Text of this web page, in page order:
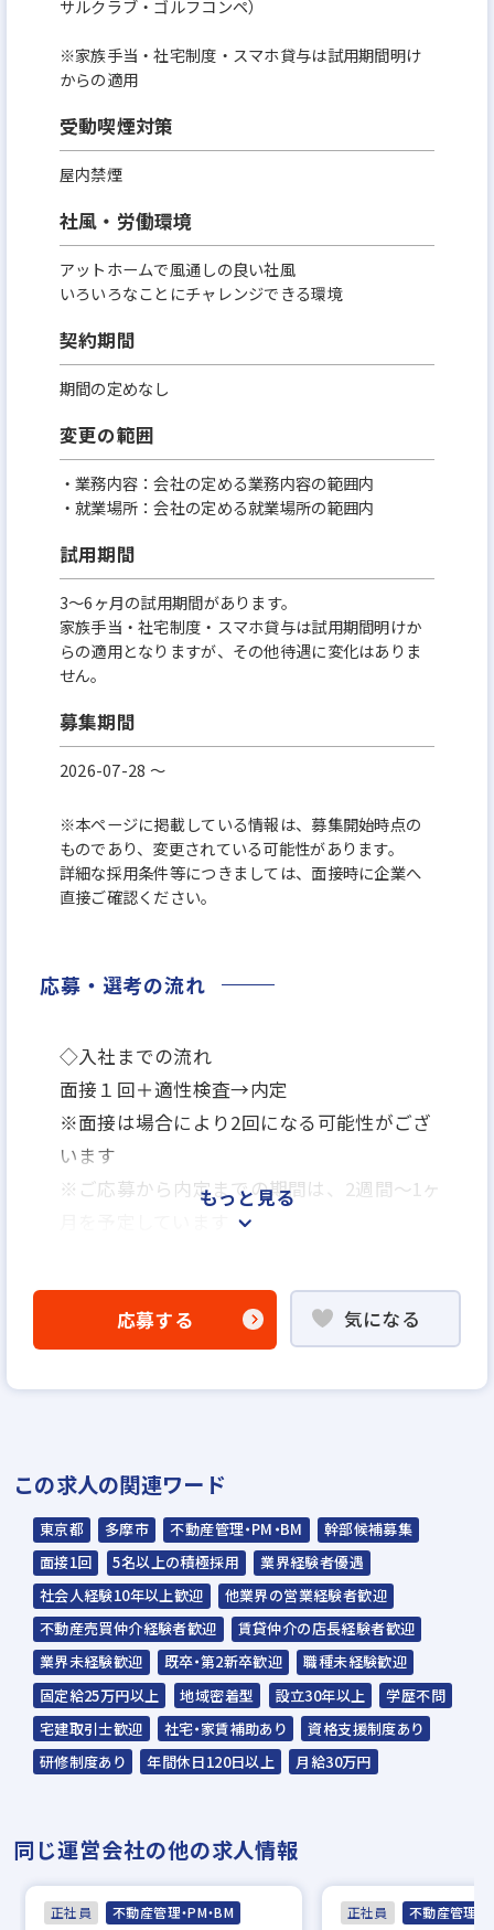
サルクラブ・ゴルフコンペ）
※家族手当・社宅制度・スマホ貸与は試用期間明け
からの適用
受動喫煙対策
屋内禁煙
社風・労働環境
アットホームで風通しの良い社風
いろいろなことにチャレンジできる環境
契約期間
期間の定めなし
変更の範囲
・業務内容：会社の定める業務内容の範囲内
・就業場所：会社の定める就業場所の範囲内
試用期間
3～6ヶ月の試用期間があります。
家族手当・社宅制度・スマホ貸与は試用期間明けか
らの適用となりますが、その他待遇に変化はありま
せん。
募集期間
2026-07-28 〜
※本ページに掲載している情報は、募集開始時点の
ものであり、変更されている可能性があります。
詳細な採用条件等につきましては、面接時に企業へ
直接ご確認ください。
応募・選考の流れ
◇入社までの流れ
面接１回＋適性検査→内定
※面接は場合により2回になる可能性がござ
います
※ご応募から内定までの期間は、2週間～1ヶ
※面接日、入社日はお気軽にご相談ください
野球部 テニス部 忘年表彰式
もっと見る
応募する 気になる
この求人の関連ワード
東京都 多摩市 不動産管理・PM・BM
幹部候補募集
面接1回
5名以上の積極採用
業界経験者優遇
社会人経験10年以上歓迎
他業界の営業経験者歓迎
不動産売買仲介経験者歓迎
賃貸仲介の店長経験者歓迎
業界未経験歓迎
既卒・第2新卒歓迎
職種未経験歓迎
固定給25万円以上
地域密着型 設立30年以上
学歴不問
宅建取引士歓迎
社宅・家賃補助あり
資格支援制度あり
研修制度あり
年間休日120日以上 月給30万円
同じ運営会社の他の求人情報
正社員 不動産管理・PM・BM 正社員 不動産管理・